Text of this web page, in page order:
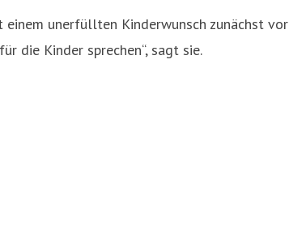
unerfüllten Kinderwunsch zunächst vor
die Kinder sprechen“, sagt sie.